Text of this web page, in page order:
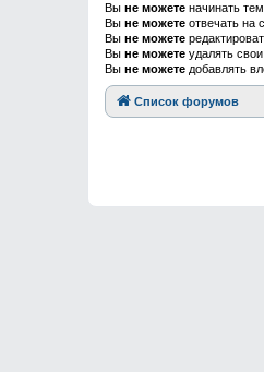
Вы не можете начинать
Вы не можете отвечать на
Вы не можете
Вы не можете удалять
Вы не можете добавлять
Список форумов